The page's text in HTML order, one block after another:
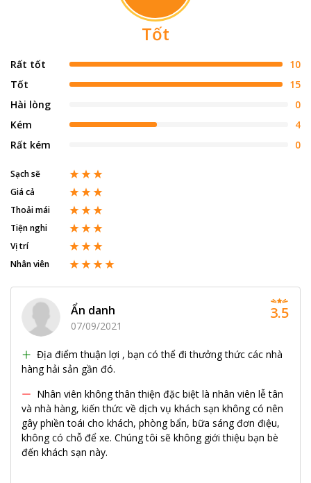
Tốt
Rất tốt
10
Tốt
15
Hài lòng
0
Kém
4
Rất kém
0
Sạch sẽ
Giá cả
Thoải mái
Tiện nghi
Vị trí
Nhân viên
Ẩn danh
07/09/2021
Địa điểm thuận lợi , bạn có thể đi thưởng thức các nhà
hàng hải sản gần đó.
Nhân viên không thân thiện đặc biệt là nhân viên lễ tân
và nhà hàng, kiến thức về dịch vụ khách sạn không có nên
gây phiền toái cho khách, phòng bẩn, bữa sáng đơn điệu,
không có chỗ để xe. Chúng tôi sẽ không giới thiệu bạn bè
đến khách sạn này.
3.5